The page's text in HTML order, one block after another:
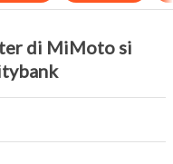
di MiMoto si